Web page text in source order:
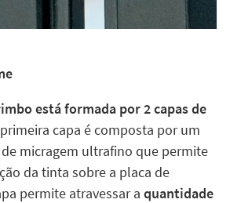
está formada por 2 capas de
capa é composta por um
micragem ultrafino que permite
da tinta sobre a placa de
permite atravessar a quantidade